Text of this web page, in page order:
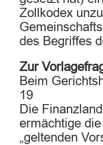
Zollkodex
des Begriffes
Zur
Beim
19
Die
ermächtige
„geltenden